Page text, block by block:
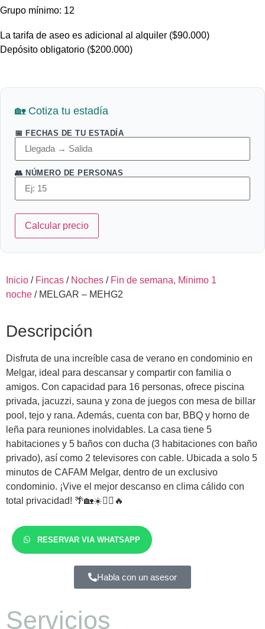
Grupo mínimo: 12
La tarifa de aseo es adicional al alquiler ($90.000)
Depósito obligatorio ($200.000)
🏡 Cotiza tu estadía
📅 FECHAS DE TU ESTADÍA
👥 NÚMERO DE PERSONAS
Calcular precio
Inicio / Fincas / Noches / Fin de semana, Minimo 1
noche / MELGAR – MEHG2
Descripción
Disfruta de una increíble casa de verano en condominio en
Melgar, ideal para descansar y compartir con familia o
amigos. Con capacidad para 16 personas, ofrece piscina
privada, jacuzzi, sauna y zona de juegos con mesa de billar
pool, tejo y rana. Además, cuenta con bar, BBQ y horno de
leña para reuniones inolvidables. La casa tiene 5
habitaciones y 5 baños con ducha (3 habitaciones con baño
privado), así como 2 televisores con cable. Ubicada a solo 5
minutos de CAFAM Melgar, dentro de un exclusivo
condominio. ¡Vive el mejor descanso en clima cálido con
total privacidad! 🌴🏡☀️🏊‍♂️🔥
RESERVAR VIA WHATSAPP
Habla con un asesor
Servicios